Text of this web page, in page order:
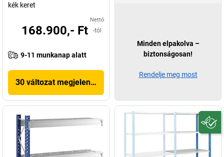
kék keret
Nettó
168.900,- Ft -tól
9-11 munkanap alatt
30 változat megjelenítése
Minden elpakolva –
biztonságosan!
Rendelje meg most